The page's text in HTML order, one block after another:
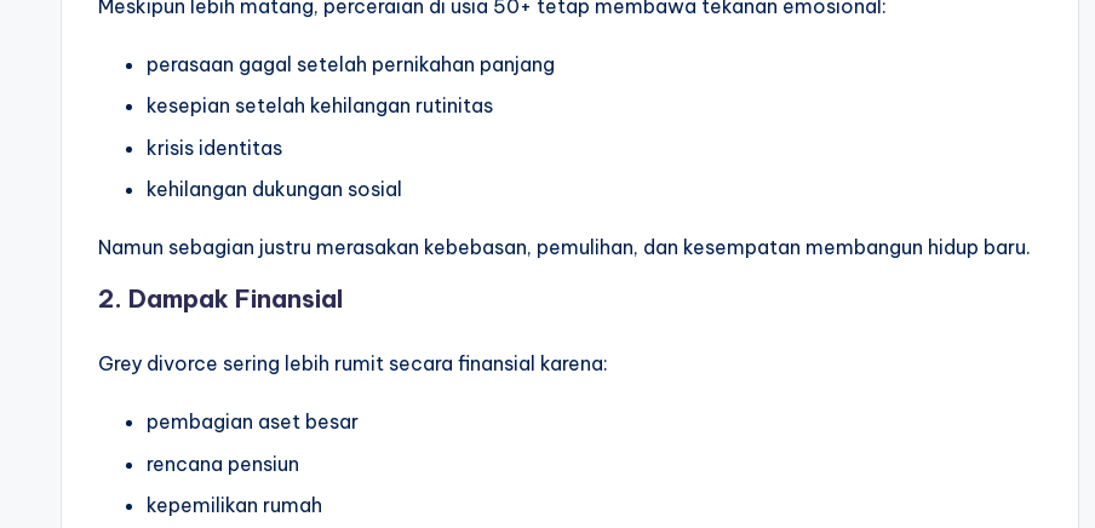
Meskipun lebih matang, perceraian di usia 50+ tetap membawa tekanan emosional:
perasaan gagal setelah pernikahan panjang
kesepian setelah kehilangan rutinitas
krisis identitas
kehilangan dukungan sosial
Namun sebagian justru merasakan kebebasan, pemulihan, dan kesempatan membangun hidup baru.
2. Dampak Finansial
Grey divorce sering lebih rumit secara finansial karena:
pembagian aset besar
rencana pensiun
kepemilikan rumah